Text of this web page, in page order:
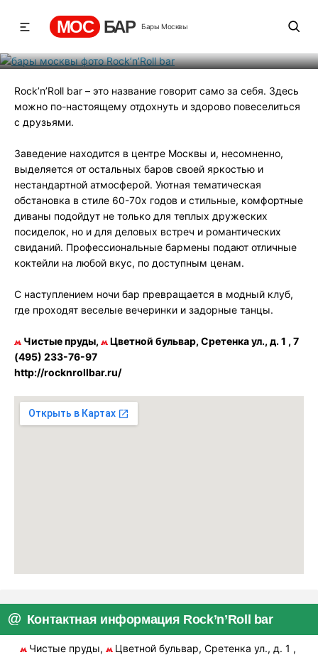
МОС БАР Бары Москвы
Rock’n’Roll bar
Rock’n’Roll bar – это название говорит само за себя. Здесь
можно по-настоящему отдохнуть и здорово повеселиться
с друзьями.
Заведение находится в центре Москвы и, несомненно,
выделяется от остальных баров своей яркостью и
нестандартной атмосферой. Уютная тематическая
обстановка в стиле 60-70х годов и стильные, комфортные
диваны подойдут не только для теплых дружеских
посиделок, но и для деловых встреч и романтических
свиданий. Профессиональные бармены подают отличные
коктейли на любой вкус, по доступным ценам.
С наступлением ночи бар превращается в модный клуб,
где проходят веселые вечеринки и задорные танцы.
Чистые пруды,
Цветной бульвар, Сретенка ул., д. 1 , 7
(495) 233-76-97
http://rocknrollbar.ru/
Контактная информация Rock’n’Roll bar
Чистые пруды,
Цветной бульвар, Сретенка ул., д. 1 ,